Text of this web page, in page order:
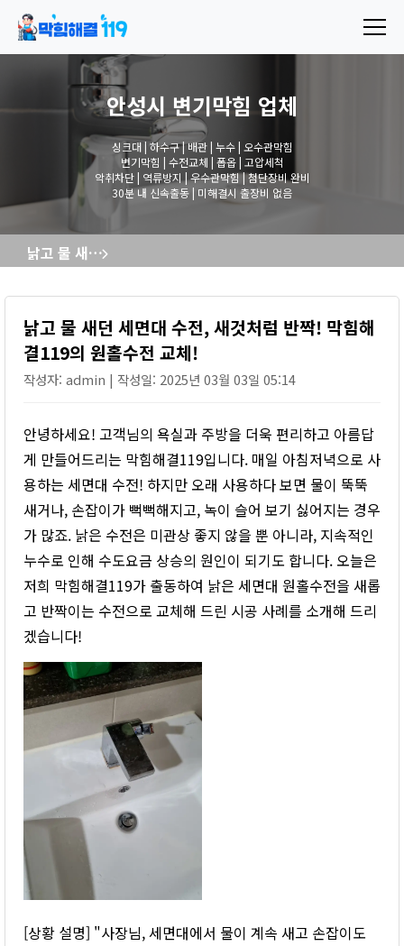
안성시 변기막힘 업체
싱크대 | 하수구 | 배관 | 누수 | 오수관막힘
변기막힘 | 수전교체 | 폽옵 | 고압세척
악취차단 | 역류방지 | 우수관막힘 | 첨단장비 완비
30분 내 신속출동 | 미해결시 출장비 없음
낡고 물 새던 세면대 수전, 새것처럼 반짝! 막힘해결119의 원홀수전 교체!
낡고 물 새던 세면대 수전, 새것처럼 반짝! 막힘해
결119의 원홀수전 교체!
작성자: admin | 작성일: 2025년 03월 03일 05:14
안녕하세요! 고객님의 욕실과 주방을 더욱 편리하고 아름답
게 만들어드리는 막힘해결119입니다. 매일 아침저녁으로 사
용하는 세면대 수전! 하지만 오래 사용하다 보면 물이 뚝뚝
새거나, 손잡이가 뻑뻑해지고, 녹이 슬어 보기 싫어지는 경우
가 많죠. 낡은 수전은 미관상 좋지 않을 뿐 아니라, 지속적인
누수로 인해 수도요금 상승의 원인이 되기도 합니다. 오늘은
저희 막힘해결119가 출동하여 낡은 세면대 원홀수전을 새롭
고 반짝이는 수전으로 교체해 드린 시공 사례를 소개해 드리
겠습니다!
[상황 설명] "사장님, 세면대에서 물이 계속 새고 손잡이도